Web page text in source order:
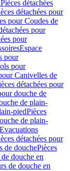
Pièces détachées
détachées pour
pour Coudes de
pour
pour
Espace
pour
pour
Canivelles de
détachées pour
douche de
de plain-
piedPièces
de plain-
détachées pour
de douchePièces
douche en
de douche en